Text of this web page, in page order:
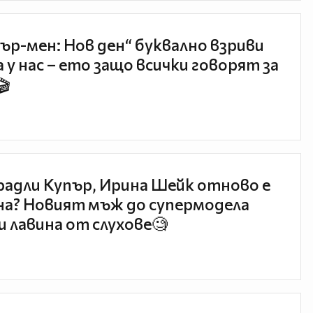
мен: Нов ден“ буквално взриви
нас – ето защо всички говорят за
Купър, Ирина Шейк отново е
Новият мъж до супермодела
лавина от слухове🧐